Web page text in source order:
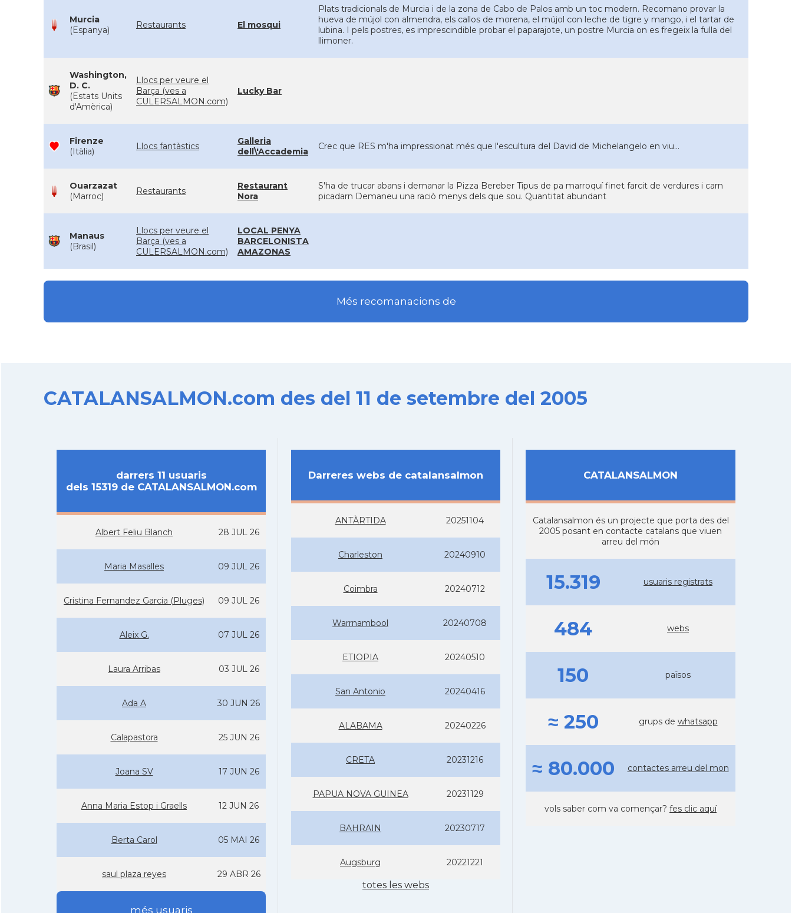
Murcia
(Espanya)
Restaurants El mosqui
Plats tradicionals de Murcia i de la zona de Cabo de Palos amb un toc modern. Recomano provar la
hueva de mújol con almendra, els callos de morena, el mújol con leche de tigre y mango, i el tartar de
lubina. I pels postres, es imprescindible probar el paparajote, un postre Murcia on es fregeix la fulla del
llimoner.
Washington,
D. C.
(Estats Units
d'Amèrica)
Llocs per veure el
Barça (ves a
CULERSALMON.com)
Lucky Bar
Firenze
(Itàlia)
Llocs fantàstics
Galleria
dell\'Accademia
Crec que RES m'ha impressionat més que l'escultura del David de Michelangelo en viu...
Ouarzazat
(Marroc)
Restaurants
Restaurant
Nora
S'ha de trucar abans i demanar la Pizza Bereber Tipus de pa marroquí finet farcit de verdures i carn
picadarn Demaneu una raciò menys dels que sou. Quantitat abundant
Manaus
(Brasil)
Llocs per veure el
Barça (ves a
CULERSALMON.com)
LOCAL PENYA
BARCELONISTA
AMAZONAS
Més recomanacions de
CATALANSALMON.com des del 11 de setembre del 2005
darrers 11 usuaris
dels 15319 de CATALANSALMON.com
Albert Feliu Blanch 28 JUL 26
Maria Masalles 09 JUL 26
Cristina Fernandez Garcia (Pluges) 09 JUL 26
Aleix G. 07 JUL 26
Laura Arribas 03 JUL 26
Ada A 30 JUN 26
Calapastora 25 JUN 26
Joana SV 17 JUN 26
Anna Maria Estop i Graells 12 JUN 26
Berta Carol 05 MAI 26
saul plaza reyes 29 ABR 26
més usuaris
Darreres webs de catalansalmon
ANTÀRTIDA 20251104
Charleston 20240910
Coimbra 20240712
Warrnambool 20240708
ETIOPIA 20240510
San Antonio 20240416
ALABAMA 20240226
CRETA 20231216
PAPUA NOVA GUINEA 20231129
BAHRAIN 20230717
Augsburg 20221221
totes les webs
CATALANSALMON
Catalansalmon és un projecte que porta des del
2005 posant en contacte catalans que viuen
arreu del món
15.319 usuaris registrats
484 webs
150 països
≈ 250 grups de whatsapp
≈ 80.000 contactes arreu del mon
vols saber com va començar? fes clic aquí